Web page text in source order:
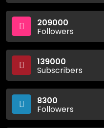
209000
Followers
139000
Subscribers
8300
Followers